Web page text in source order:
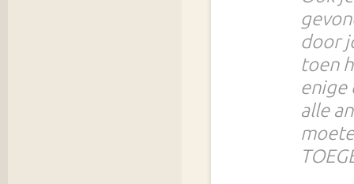
door
toen
enige
alle